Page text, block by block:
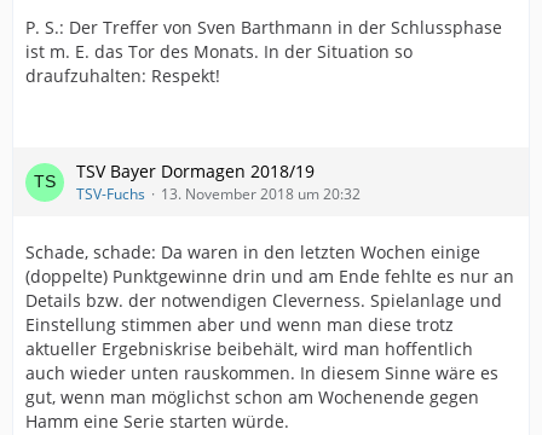
P. S.: Der Treffer von Sven Barthmann in der Schlussphase
ist m. E. das Tor des Monats. In der Situation so
draufzuhalten: Respekt!
TSV Bayer Dormagen 2018/19
TSV-Fuchs 13. November 2018 um 20:32
Schade, schade: Da waren in den letzten Wochen einige
(doppelte) Punktgewinne drin und am Ende fehlte es nur an
Details bzw. der notwendigen Cleverness. Spielanlage und
Einstellung stimmen aber und wenn man diese trotz
aktueller Ergebniskrise beibehält, wird man hoffentlich
auch wieder unten rauskommen. In diesem Sinne wäre es
gut, wenn man möglichst schon am Wochenende gegen
Hamm eine Serie starten würde.